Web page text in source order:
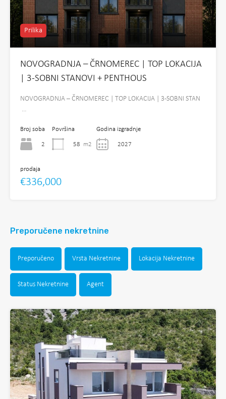
Prilika
NOVOGRADNJA – ČRNOMEREC | TOP LOKACIJA
| 3-SOBNI STANOVI + PENTHOUS
NOVOGRADNJA – ČRNOMEREC | TOP LOKACIJA | 3-SOBNI STAN
…
Broj soba
2
Površina
58 m2
Godina izgradnje
2027
prodaja
€336,000
Preporučene nekretnine
Preporučeno Vrsta Nekretnine Lokacija Nekretnine
Status Nekretnine Agent